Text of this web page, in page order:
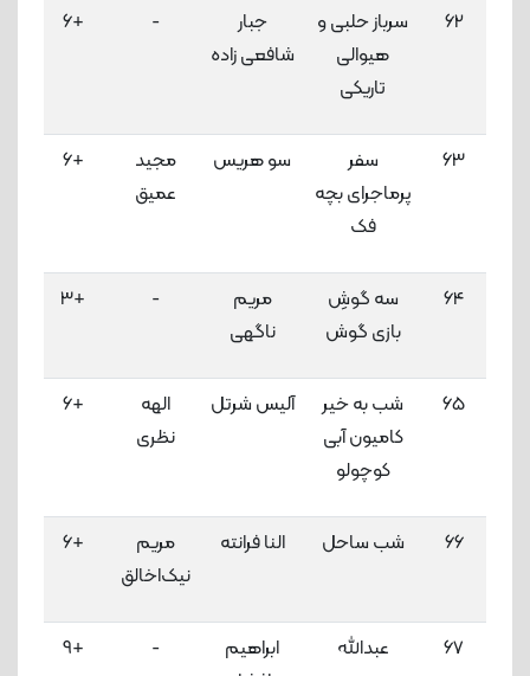
62
سرباز حلبی و
هیوالی
تاریکی
جبار
شافعی زاده
-
+6
63
سفر
پرماجرای بچه
فک
سو هریس
مجید
عمیق
+6
64
سه گوشِ
بازی گوش
مریم
ناگهی
-
+3
65
شب به خیر
کامیون آبی
کوچولو
آلیس شرتل
الهه
نظری
+6
66 شب ساحل النا فرانته
مریم
نیک‌اخالق
+6
67
عبدالله
ابراهیم
-
+9